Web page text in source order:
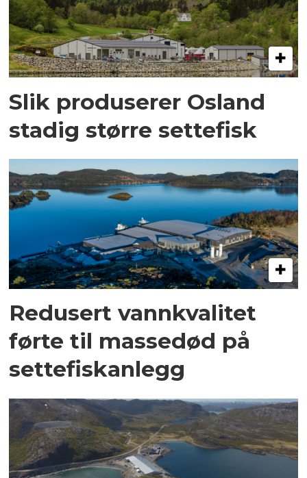
Slik produserer Osland
stadig større settefisk
Redusert vannkvalitet
førte til massedød på
settefiskanlegg